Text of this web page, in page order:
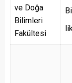
ve Doğa
Bilimleri
Fakültesi
lik